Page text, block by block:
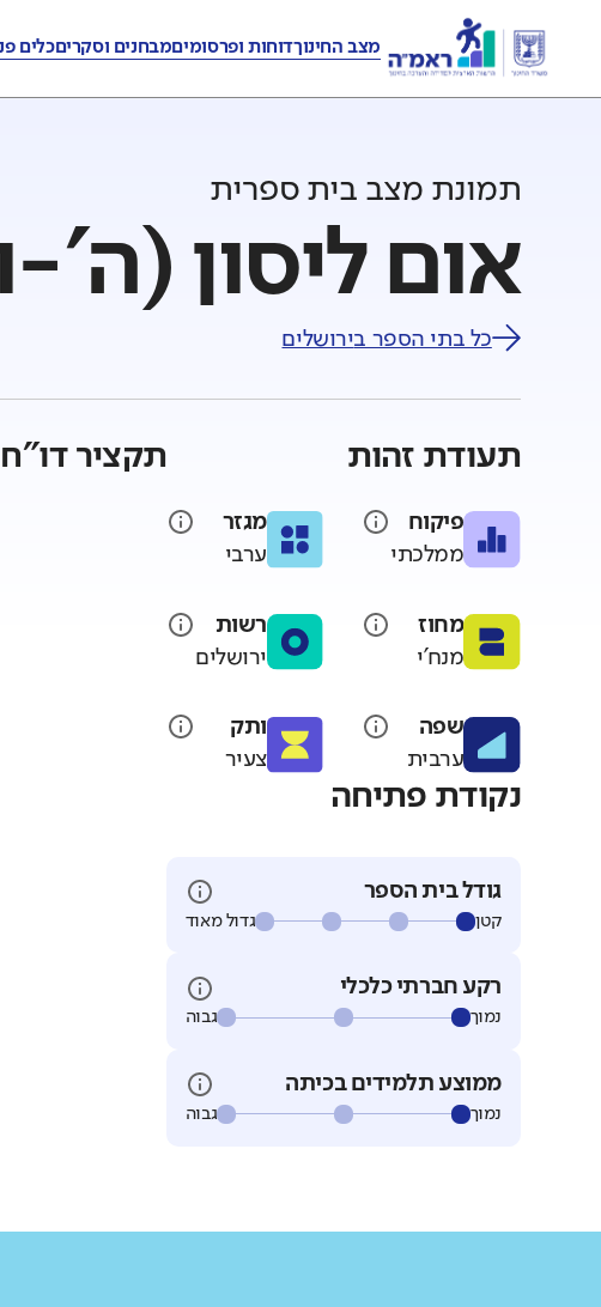
מצב החינוךדוחות ופרסומיםמבחנים וסקריםכלים
תמונת מצב בית ספרית
אום ליסון
כל בתי הספר בירושלים
תעודת זהות
פיקוח
ממלכתי
מגזר
ערבי
מחוז
מנח'י
רשות
ירושלים
שפה
ערבית
ותק
צעיר
נקודת פתיחה
גודל בית הספר
גדול מאוד קטן
רקע חברתי כלכלי
גבוה נמוך
ממוצע תלמידים בכיתה
גבוה נמוך
תקציר דו"ח